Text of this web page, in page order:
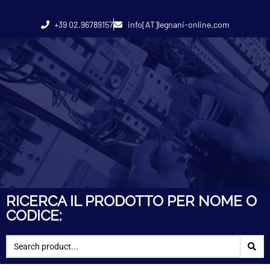
+39 02.96789157 info[AT]legnani-online.com
RICERCA IL PRODOTTO PER NOME O
CODICE: